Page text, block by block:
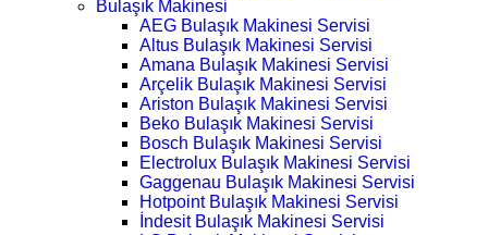
Bulaşık Makinesi
AEG Bulaşık Makinesi Servisi
Altus Bulaşık Makinesi Servisi
Amana Bulaşık Makinesi Servisi
Arçelik Bulaşık Makinesi Servisi
Ariston Bulaşık Makinesi Servisi
Beko Bulaşık Makinesi Servisi
Bosch Bulaşık Makinesi Servisi
Electrolux Bulaşık Makinesi Servisi
Gaggenau Bulaşık Makinesi Servisi
Hotpoint Bulaşık Makinesi Servisi
İndesit Bulaşık Makinesi Servisi